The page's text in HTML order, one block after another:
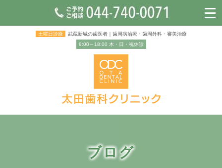
土曜日診療
武蔵新城の歯医者｜歯周病治療・歯周外科・審美治療
9:00～18:00 木・日・祝休診
ブログ